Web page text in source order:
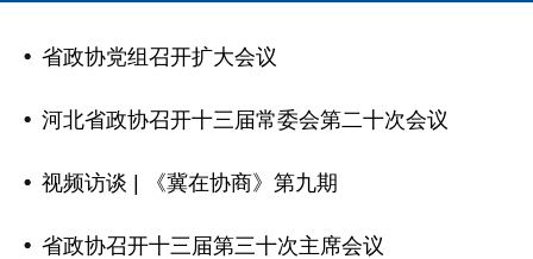
省政协党组召开扩大会议
河北省政协召开十三届常委会第二十次会议
视频访谈 | 《冀在协商》第九期
省政协召开十三届第三十次主席会议